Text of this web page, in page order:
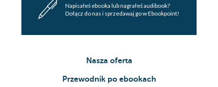
Napisałeś ebooka lub nagrałeś audibook?
Dołącz do nas i sprzedawaj go w Ebookpoint!
Nasza oferta
Przewodnik po ebookach